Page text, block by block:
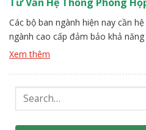
Các bộ ban ngành hiện nay cần
ngành cao cấp đảm bảo khả
Việc tư vấn vấn cấu hình đòi hỏi
[…]
Xem thêm